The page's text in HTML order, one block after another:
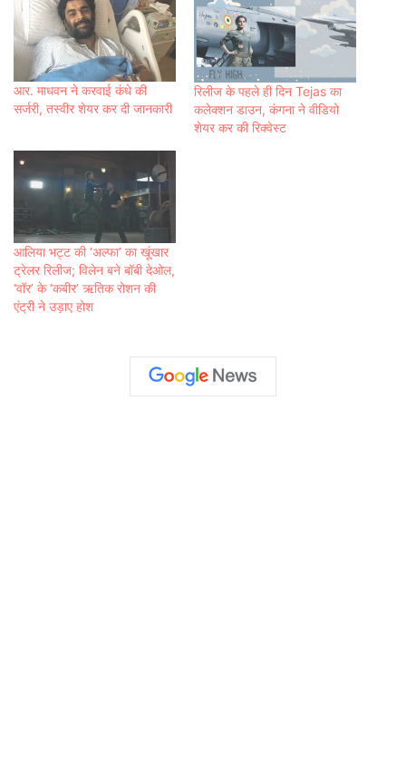
आर. माधवन ने करवाई कंधे की
सर्जरी, तस्वीर शेयर कर दी जानकारी
रिलीज के पहले ही दिन Tejas का
कलेक्शन डाउन, कंगना ने वीडियो
शेयर कर की रिक्वेस्ट
आलिया भट्ट की ‘अल्फा’ का खूंखार
ट्रेलर रिलीज; विलेन बने बॉबी देओल,
‘वॉर’ के ‘कबीर’ ऋतिक रोशन की
एंट्री ने उड़ाए होश